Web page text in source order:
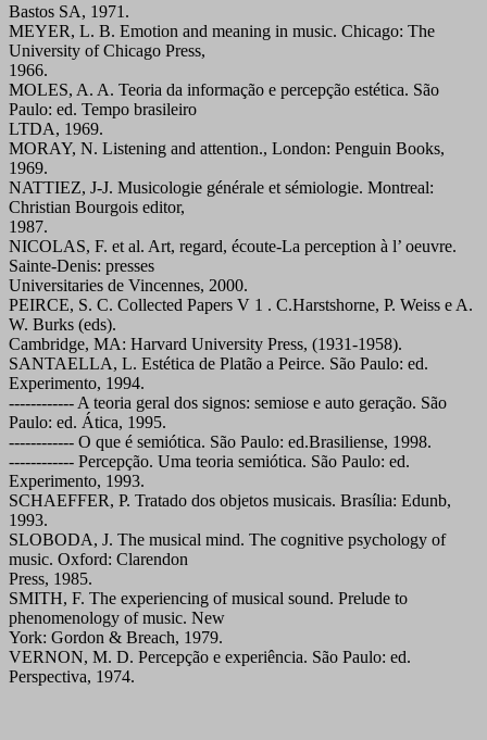
Bastos SA, 1971.
MEYER, L. B. Emotion and meaning in music. Chicago: The
University of Chicago Press,
1966.
MOLES, A. A. Teoria da informação e percepção estética. São
Paulo: ed. Tempo brasileiro
LTDA, 1969.
MORAY, N. Listening and attention., London: Penguin Books,
1969.
NATTIEZ, J-J. Musicologie générale et sémiologie. Montreal:
Christian Bourgois editor,
1987.
NICOLAS, F. et al. Art, regard, écoute-La perception à l’ oeuvre.
Sainte-Denis: presses
Universitaries de Vincennes, 2000.
PEIRCE, S. C. Collected Papers V 1 . C.Harstshorne, P. Weiss e A.
W. Burks (eds).
Cambridge, MA: Harvard University Press, (1931-1958).
SANTAELLA, L. Estética de Platão a Peirce. São Paulo: ed.
Experimento, 1994.
------------ A teoria geral dos signos: semiose e auto geração. São
Paulo: ed. Ática, 1995.
------------ O que é semiótica. São Paulo: ed.Brasiliense, 1998.
------------ Percepção. Uma teoria semiótica. São Paulo: ed.
Experimento, 1993.
SCHAEFFER, P. Tratado dos objetos musicais. Brasília: Edunb,
1993.
SLOBODA, J. The musical mind. The cognitive psychology of
music. Oxford: Clarendon
Press, 1985.
SMITH, F. The experiencing of musical sound. Prelude to
phenomenology of music. New
York: Gordon & Breach, 1979.
VERNON, M. D. Percepção e experiência. São Paulo: ed.
Perspectiva, 1974.